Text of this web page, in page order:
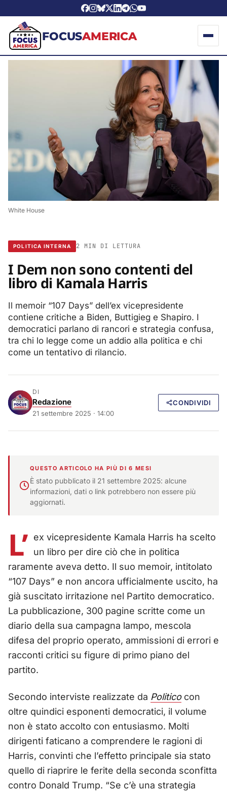
FOCUSAMERICA
White House
POLITICA INTERNA 2 MIN DI LETTURA
I Dem non sono contenti del
libro di Kamala Harris
Il memoir “107 Days” dell’ex vicepresidente
contiene critiche a Biden, Buttigieg e Shapiro. I
democratici parlano di rancori e strategia confusa,
tra chi lo legge come un addio alla politica e chi
come un tentativo di rilancio.
DI
Redazione
21 settembre 2025 · 14:00
CONDIVIDI
QUESTO ARTICOLO HA PIÙ DI 6 MESI
È stato pubblicato il 21 settembre 2025: alcune
informazioni, dati o link potrebbero non essere più
aggiornati.
L’ ex vicepresidente Kamala Harris ha scelto
un libro per dire ciò che in politica
raramente aveva detto. Il suo memoir, intitolato
“107 Days” e non ancora ufficialmente uscito, ha
già suscitato irritazione nel Partito democratico.
La pubblicazione, 300 pagine scritte come un
diario della sua campagna lampo, mescola
difesa del proprio operato, ammissioni di errori e
racconti critici su figure di primo piano del
partito.
Secondo interviste realizzate da Politicocon
oltre quindici esponenti democratici, il volume
non è stato accolto con entusiasmo. Molti
dirigenti faticano a comprendere le ragioni di
Harris, convinti che l’effetto principale sia stato
quello di riaprire le ferite della seconda sconfitta
contro Donald Trump. “Se c’è una strategia